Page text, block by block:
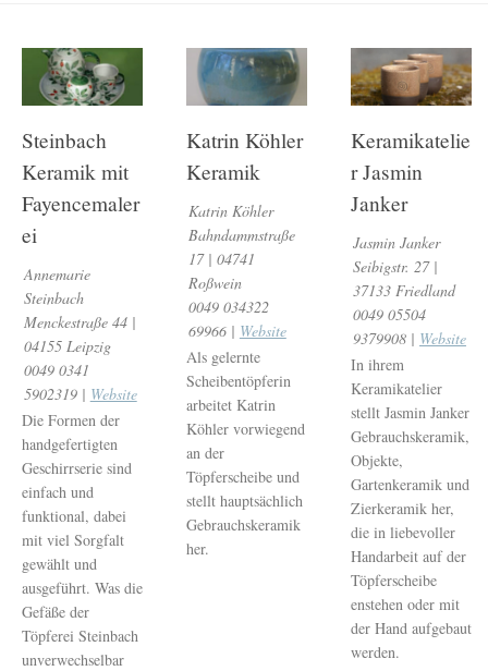
Steinbach
Keramik mit
Fayencemaler
ei
Annemarie
Steinbach
Menckestraße 44 |
04155 Leipzig
0049 0341
5902319 | Website
Die Formen der
handgefertigten
Geschirrserie sind
einfach und
funktional, dabei
mit viel Sorgfalt
gewählt und
ausgeführt. Was die
Gefäße der
Töpferei Steinbach
unverwechselbar
Katrin Köhler
Keramik
Katrin Köhler
Bahndammstraße
17 | 04741
Roßwein
0049 034322
69966 | Website
Als gelernte
Scheibentöpferin
arbeitet Katrin
Köhler vorwiegend
an der
Töpferscheibe und
stellt hauptsächlich
Gebrauchskeramik
her.
Keramikatelie
r Jasmin
Janker
Jasmin Janker
Seibigstr. 27 |
37133 Friedland
0049 05504
9379908 | Website
In ihrem
Keramikatelier
stellt Jasmin Janker
Gebrauchskeramik,
Objekte,
Gartenkeramik und
Zierkeramik her,
die in liebevoller
Handarbeit auf der
Töpferscheibe
enstehen oder mit
der Hand aufgebaut
werden.